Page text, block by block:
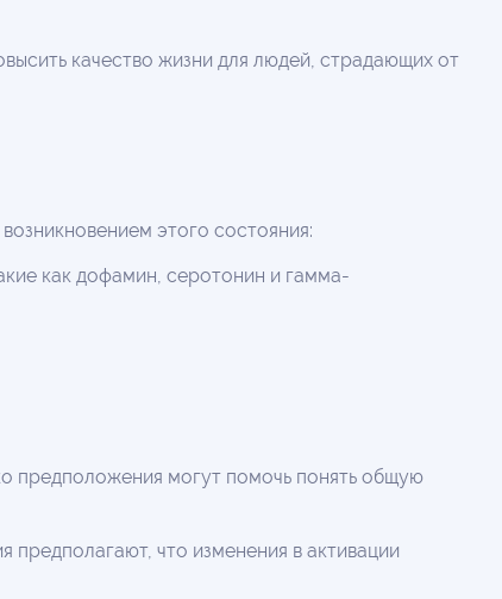
качество жизни для людей, страдающих от
этого состояния:
как дофамин, серотонин и гамма-
предположения могут помочь понять общую
предполагают, что изменения в активации